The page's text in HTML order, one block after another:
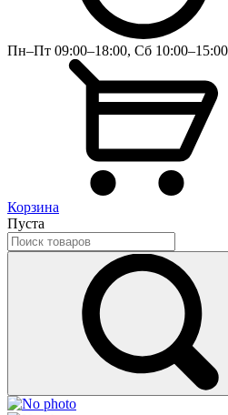
Пн–Пт 09:00–18:00, Сб 10:00–15:00
Корзина
Пуста